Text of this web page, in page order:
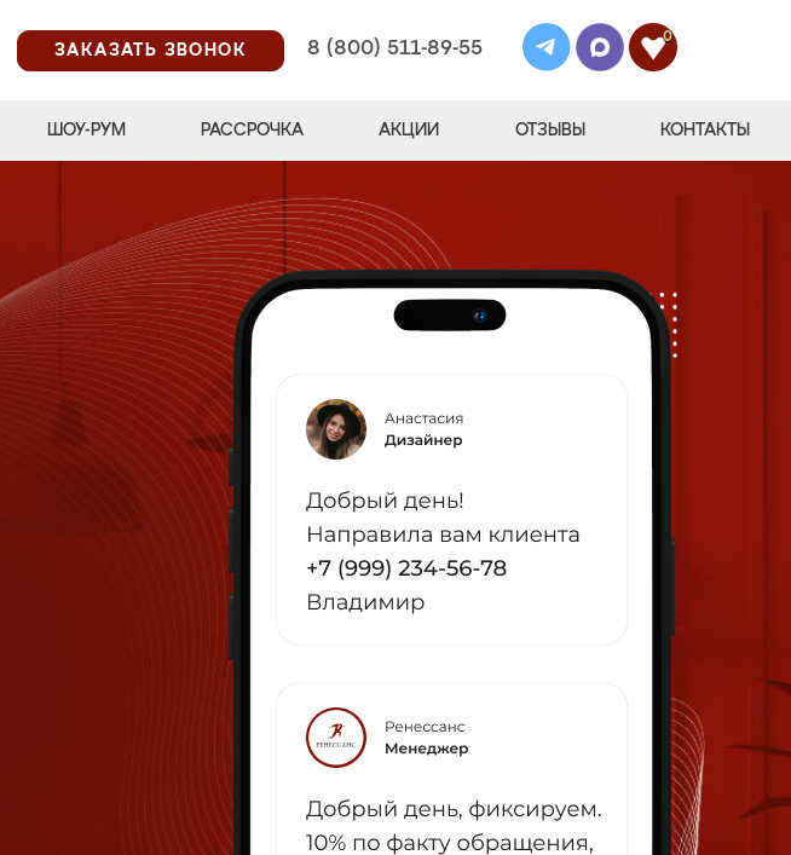
ЗАКАЗАТЬ ЗВОНОК
8 (800) 511-89-55
0
ШОУ-РУМ РАССРОЧКА АКЦИИ ОТЗЫВЫ КОНТАКТЫ